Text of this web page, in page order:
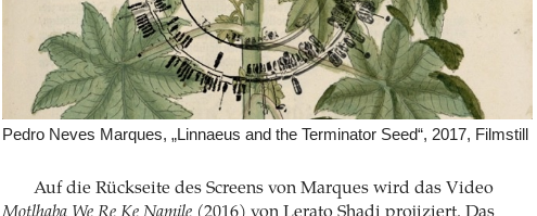
Pedro Neves Marques, „Linnaeus and the Terminator Seed“, 2017, Filmstill
Auf die Rückseite des Screens von Marques wird das Video
Motlhaba We Re Ke Namile(2016) von Lerato Shadi projiziert. Das